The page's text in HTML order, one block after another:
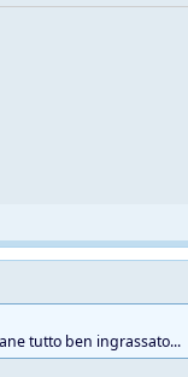
tutto ben ingrassato...